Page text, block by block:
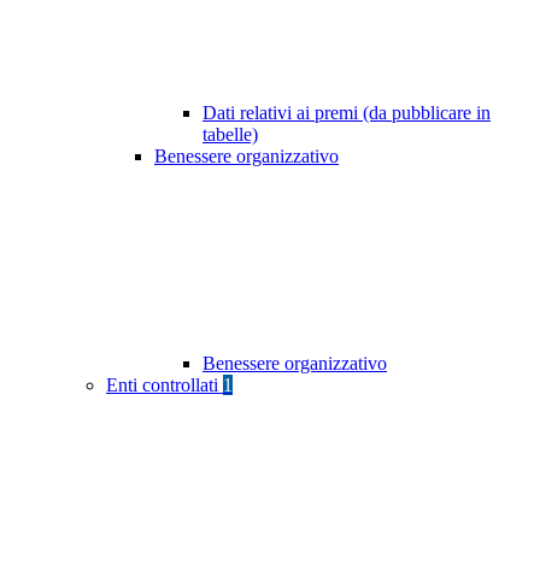
Dati relativi ai premi (da pubblicare in
tabelle)
Benessere organizzativo
Benessere organizzativo
Enti controllati 1